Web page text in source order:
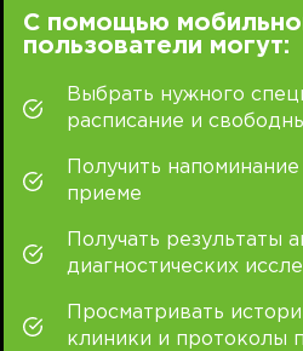
С помощью
пользователи могут:
Выбрать нужного
расписание и
Получить
приеме
Получать результаты
диагностических
Просматривать
клиники и протоколы